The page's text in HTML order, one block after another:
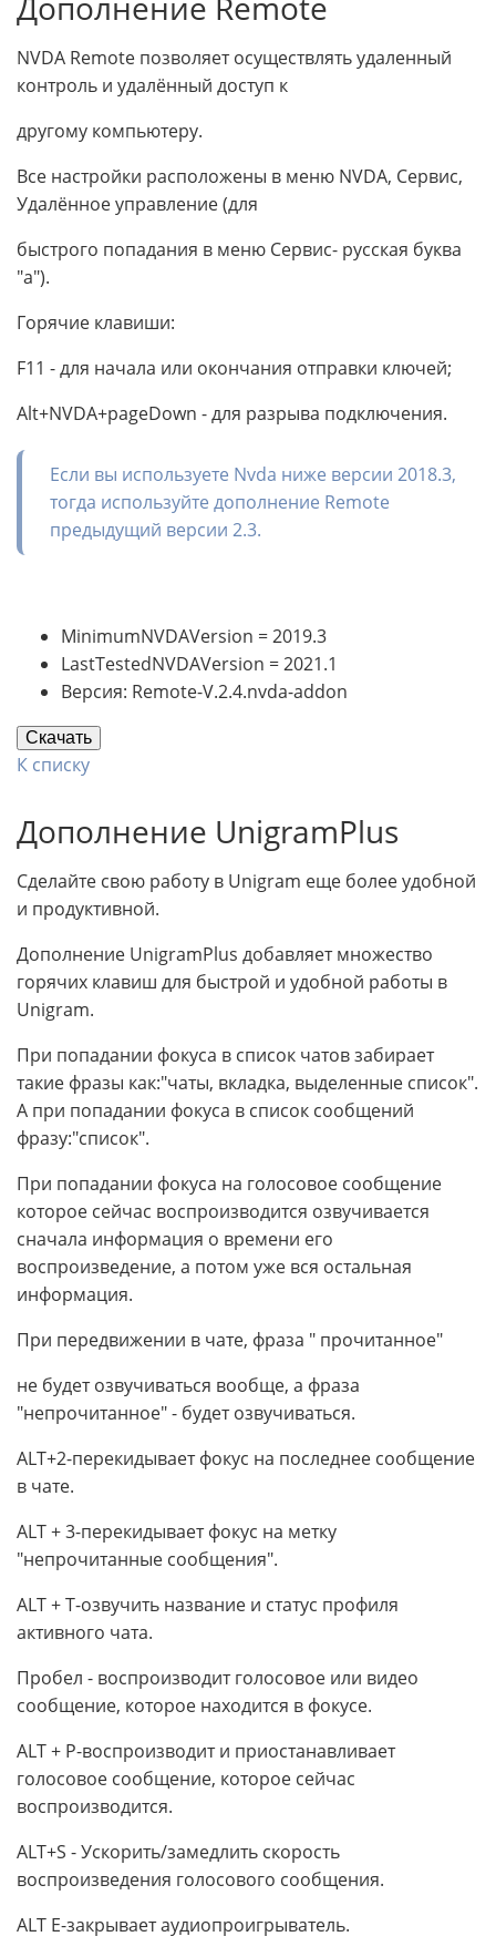
NVDA Remote позволяет осуществлять удаленный
контроль и удалённый доступ к
другому компьютеру.
Все настройки расположены в меню NVDA, Сервис,
Удалённое управление (для
быстрого попадания в меню Сервис- русская буква
"а").
Горячие клавиши:
F11 - для начала или окончания отправки ключей;
Alt+NVDA+pageDown - для разрыва подключения.
Если вы используете Nvda ниже версии 2018.3,
тогда используйте дополнение Remote
предыдущий версии 2.3.
MinimumNVDAVersion = 2019.3
LastTestedNVDAVersion = 2021.1
Версия: Remote-V.2.4.nvda-addon
Скачать
К списку
Дополнение UnigramPlus
Сделайте свою работу в Unigram еще более удобной
и продуктивной.
Дополнение UnigramPlus добавляет множество
горячих клавиш для быстрой и удобной работы в
Unigram.
При попадании фокуса в список чатов забирает
такие фразы как:"чаты, вкладка, выделенные список".
А при попадании фокуса в список сообщений
фразу:"список".
При попадании фокуса на голосовое сообщение
которое сейчас воспроизводится озвучивается
сначала информация о времени его
воспроизведение, а потом уже вся остальная
информация.
При передвижении в чате, фраза " прочитанное"
не будет озвучиваться вообще, а фраза
"непрочитанное" - будет озвучиваться.
ALT+2-перекидывает фокус на последнее сообщение
в чате.
ALT + 3-перекидывает фокус на метку
"непрочитанные сообщения".
ALT + T-озвучить название и статус профиля
активного чата.
Пробел - воспроизводит голосовое или видео
сообщение, которое находится в фокусе.
ALT + P-воспроизводит и приостанавливает
голосовое сообщение, которое сейчас
воспроизводится.
ALT+S - Ускорить/замедлить скорость
воспроизведения голосового сообщения.
ALT E-закрывает аудиопроигрыватель.